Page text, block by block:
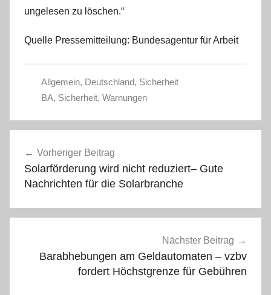
ungelesen zu löschen.“
Quelle Pressemitteilung: Bundesagentur für Arbeit
Allgemein, Deutschland, Sicherheit
BA, Sicherheit, Warnungen
Vorheriger Beitrag
Solarförderung wird nicht reduziert– Gute
Nachrichten für die Solarbranche
Nächster Beitrag
Barabhebungen am Geldautomaten – vzbv
fordert Höchstgrenze für Gebühren